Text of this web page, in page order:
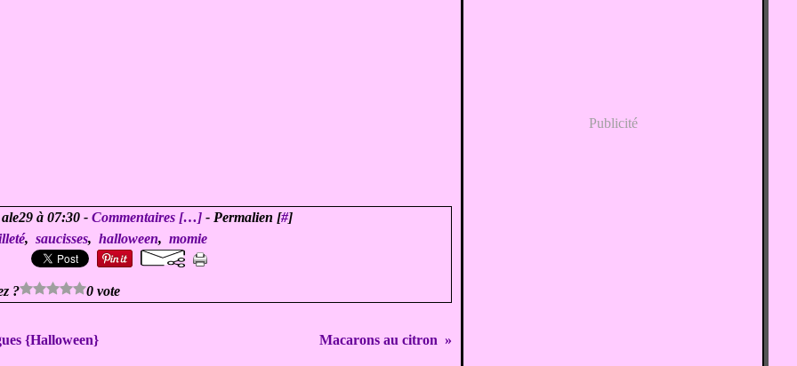
ale29 à 07:30 -Commentaires […] - Permalien [#]
,saucisses,halloween,momie
? 0 vote
{Halloween} Macarons au citron
Publicité